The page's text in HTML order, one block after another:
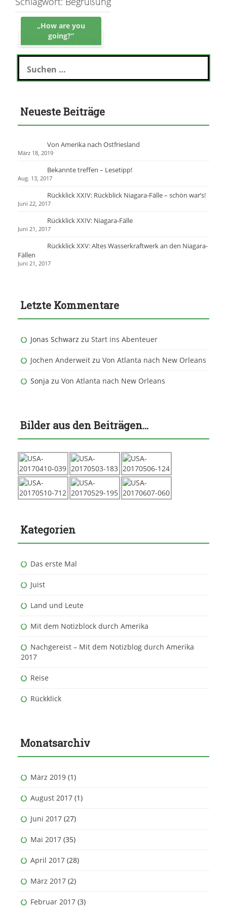
„How are you
going?“
c
n
h
Neueste Beiträge
Von Amerika nach Ostfriesland
März 18, 2019
Bekannte treffen – Lesetipp!
Aug. 13, 2017
Rückklick XXIV: Rückblick Niagara-Fälle – schön war’s!
Juni 22, 2017
Rückklick XXIV: Niagara-Fälle
Juni 21, 2017
Rückklick XXV: Altes Wasserkraftwerk an den Niagara-
Fällen
Juni 21, 2017
Letzte Kommentare
Jonas Schwarz zu Start ins Abenteuer
Jochen Anderweit zu Von Atlanta nach New Orleans
Sonja zu Von Atlanta nach New Orleans
Bilder aus den Beiträgen…
Kategorien
Das erste Mal
Juist
Land und Leute
Mit dem Notizblock durch Amerika
Nachgereist – Mit dem Notizblog durch Amerika
2017
Reise
Rückklick
Monatsarchiv
März 2019 (1)
August 2017 (1)
Juni 2017 (27)
Mai 2017 (35)
April 2017 (28)
März 2017 (2)
Februar 2017 (3)